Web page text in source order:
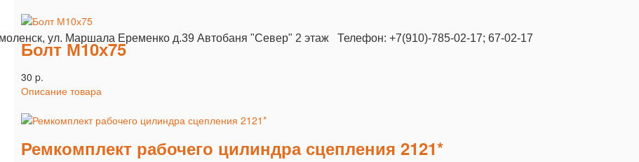
ул. Маршала Еременко д.39 Автобаня "Север" 2 этаж Телефон: +7(910)-785-02-17; 67-02-17
Болт М10х75
30 p.
Описание товара
Ремкомплект рабочего цилиндра сцепления 2121*